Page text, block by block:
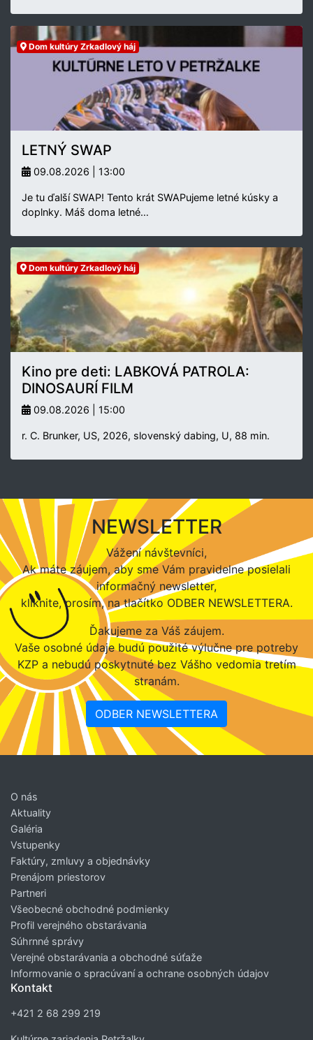
Dom kultúry Zrkadlový háj
LETNÝ SWAP
09.08.2026 | 13:00
Je tu ďalší SWAP! Tento krát SWAPujeme letné kúsky a
doplnky. Máš doma letné…
Dom kultúry Zrkadlový háj
Kino pre deti: LABKOVÁ PATROLA:
DINOSAURÍ FILM
09.08.2026 | 15:00
r. C. Brunker, US, 2026, slovenský dabing, U, 88 min.
NEWSLETTER
Vážení návštevníci,
Ak máte záujem, aby sme Vám pravidelne posielali
informačný newsletter,
kliknite, prosím, na tlačítko ODBER NEWSLETTERA.
Ďakujeme za Váš záujem.
Vaše osobné údaje budú použité výlučne pre potreby
KZP a nebudú poskytnuté bez Vášho vedomia tretím
stranám.
ODBER NEWSLETTERA
O nás
Aktuality
Galéria
Vstupenky
Faktúry, zmluvy a objednávky
Prenájom priestorov
Partneri
Všeobecné obchodné podmienky
Profil verejného obstarávania
Súhrnné správy
Verejné obstarávania a obchodné súťaže
Informovanie o spracúvaní a ochrane osobných údajov
Kontakt
+421 2 68 299 219